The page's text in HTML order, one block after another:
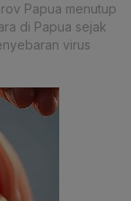
Papua menutup
di Papua sejak
virus